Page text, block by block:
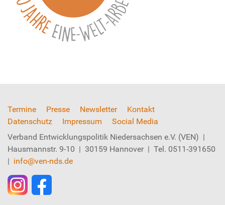
Termine Presse Newsletter
Kontakt
Datenschutz
Impressum
Social Media
Verband Entwicklungspolitik Niedersachsen e.V. (VEN) |
Hausmannstr. 9-10 | 30159 Hannover | Tel. 0511-391650
| info@ven-nds.de